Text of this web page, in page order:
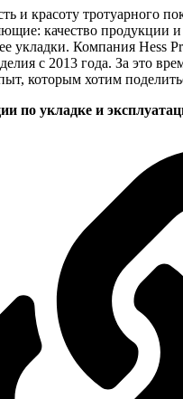
и красоту тротуарного
качество продукции
укладки. Компания Hess
с 2013 года. За это
которым хотим
по укладке и